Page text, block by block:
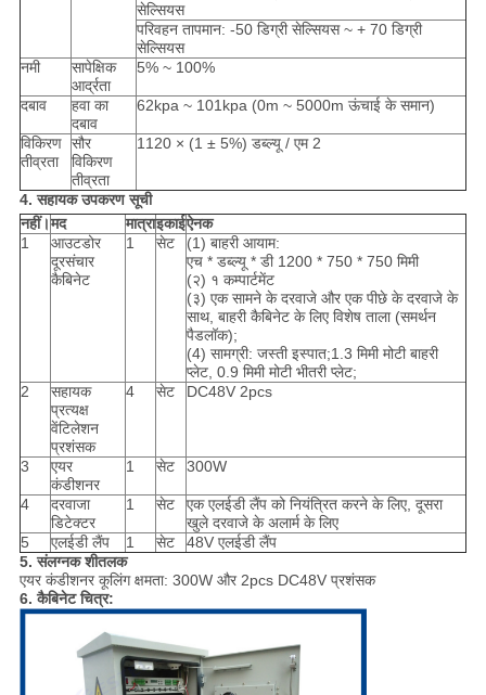
सेल्सियस
परिवहन तापमान: -50 डिग्री सेल्सियस ~ + 70 डिग्री
सेल्सियस
नमी
सापेक्षिक
आर्द्रता
5% ~ 100%
दबाव
हवा का
दबाव
62kpa ~ 101kpa (0m ~ 5000m ऊंचाई के समान)
विकिरण
तीव्रता
सौर
विकिरण
तीव्रता
1120 × (1 ± 5%) डब्ल्यू / एम 2
4. सहायक उपकरण सूची
नहीं।मद मात्राइकाईऐनक
1
आउटडोर
दूरसंचार
कैबिनेट
1 सेट
(1) बाहरी आयाम:
एच * डब्ल्यू * डी 1200 * 750 * 750 मिमी
(२) १ कम्पार्टमेंट
(३) एक सामने के दरवाजे और एक पीछे के दरवाजे के
साथ, बाहरी कैबिनेट के लिए विशेष ताला (समर्थन
पैडलॉक);
(4) सामग्री: जस्ती इस्पात;1.3 मिमी मोटी बाहरी
प्लेट, 0.9 मिमी मोटी भीतरी प्लेट;
2
सहायक
प्रत्यक्ष
वेंटिलेशन
प्रशंसक
4 सेट DC48V 2pcs
3
एयर
कंडीशनर
1 सेट 300W
4
दरवाजा
डिटेक्टर
1 सेट
एक एलईडी लैंप को नियंत्रित करने के लिए, दूसरा
खुले दरवाजे के अलार्म के लिए
5
एलईडी लैंप 1 सेट
48V एलईडी लैंप
5. संलग्नक शीतलक
एयर कंडीशनर कूलिंग क्षमता: 300W और 2pcs DC48V प्रशंसक
6. कैबिनेट चित्र: